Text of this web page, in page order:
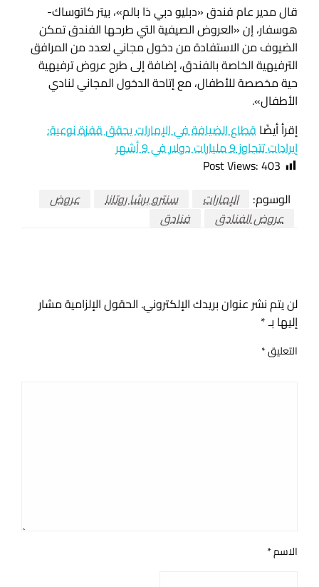
قال مدير عام فندق «دبليو دبي ذا بالم»، بيتر كاتوساك-
هوسفار، إن «العروض الصيفية التي طرحها الفندق تمكن
الضيوف من الاستفادة من دخول مجاني لعدد من المرافق
الترفيهية الخاصة بالفندق، إضافة إلى طرح عروض ترفيهية
حية مخصصة للأطفال، مع إتاحة الدخول المجاني لنادي
الأطفال».
إقرأ أيضًا قطاع الضيافة في الإمارات يحقق قفزة نوعية:
إيرادات تتجاوز 9 مليارات دولار في 9 أشهر
Post Views:403
الوسوم:
الإمارات سنترو برشا روتانا
عروض
عروض الفنادق
فنادق
لن يتم نشر عنوان بريدك الإلكتروني. الحقول الإلزامية مشار
إليها بـ*
التعليق*
الاسم*